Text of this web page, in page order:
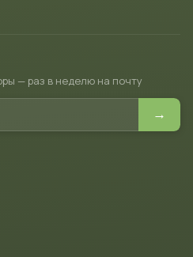
— раз в неделю на почту
→